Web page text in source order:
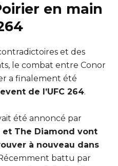
en main
et des
le combat entre Conor
a finalement été
de l’UFC 264.
été annoncé par
et The Diamond vont
à nouveau dans
battu par